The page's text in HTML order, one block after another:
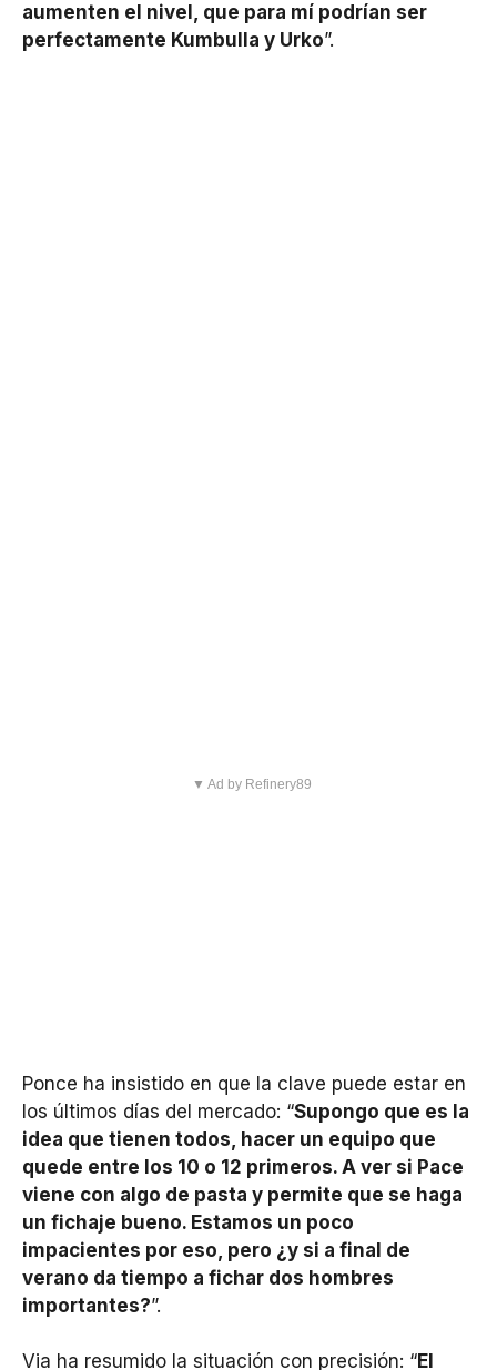
aumenten el nivel, que para mí podrían ser
perfectamente Kumbulla y Urko”.
▼ Ad by Refinery89
Ponce ha insistido en que la clave puede estar en
los últimos días del mercado: “Supongo que es la
idea que tienen todos, hacer un equipo que
quede entre los 10 o 12 primeros. A ver si Pace
viene con algo de pasta y permite que se haga
un fichaje bueno. Estamos un poco
impacientes por eso, pero ¿y si a final de
verano da tiempo a fichar dos hombres
importantes?”.
Via ha resumido la situación con precisión: “El